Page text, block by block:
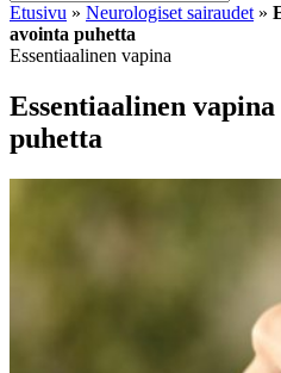
Etusivu » Neurologiset sairaudet »
avointa puhetta
Essentiaalinen vapina
Essentiaalinen
puhetta